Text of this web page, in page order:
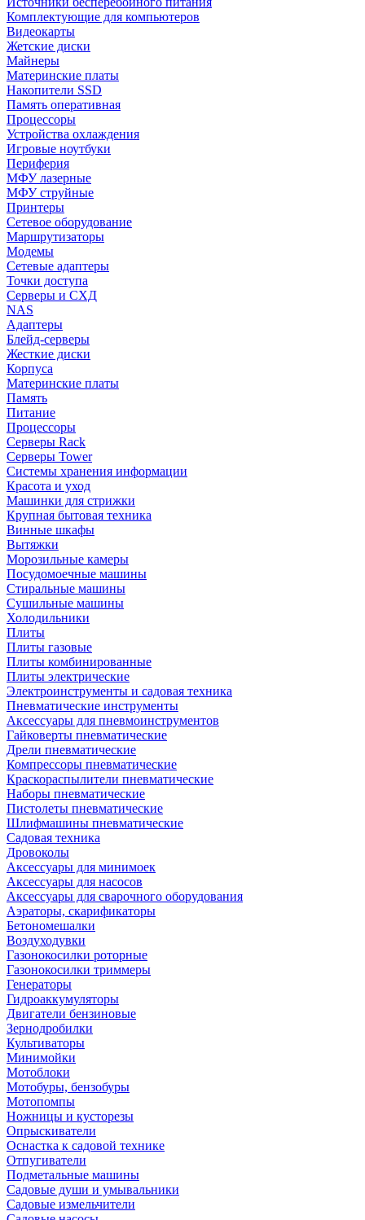
Комплектующие для компьютеров
Видеокарты
Жетские диски
Майнеры
Материнские платы
Накопители SSD
Память оперативная
Процессоры
Устройства охлаждения
Игровые ноутбуки
Периферия
МФУ лазерные
МФУ струйные
Принтеры
Сетевое оборудование
Маршрутизаторы
Модемы
Сетевые адаптеры
Точки доступа
Серверы и СХД
NAS
Адаптеры
Блейд-серверы
Жесткие диски
Корпуса
Материнские платы
Память
Питание
Процессоры
Серверы Rack
Серверы Tower
Системы хранения информации
Красота и уход
Машинки для стрижки
Крупная бытовая техника
Винные шкафы
Вытяжки
Морозильные камеры
Посудомоечные машины
Стиральные машины
Сушильные машины
Холодильники
Плиты
Плиты газовые
Плиты комбинированные
Плиты электрические
Электроинструменты и садовая техника
Пневматические инструменты
Аксессуары для пневмоинструментов
Гайковерты пневматические
Дрели пневматические
Компрессоры пневматические
Краскораспылители пневматические
Наборы пневматические
Пистолеты пневматические
Шлифмашины пневматические
Садовая техника
Дровоколы
Аксессуары для минимоек
Аксессуары для насосов
Аксессуары для сварочного оборудования
Аэраторы, скарификаторы
Бетономешалки
Воздуходувки
Газонокосилки роторные
Газонокосилки триммеры
Генераторы
Гидроаккумуляторы
Двигатели бензиновые
Зернодробилки
Культиваторы
Минимойки
Мотоблоки
Мотобуры, бензобуры
Мотопомпы
Ножницы и кусторезы
Опрыскиватели
Оснастка к садовой технике
Отпугиватели
Подметальные машины
Садовые души и умывальники
Садовые измельчители